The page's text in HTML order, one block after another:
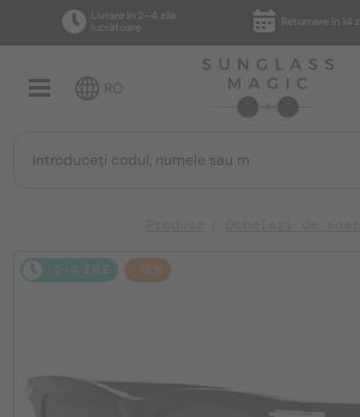
Livrare în 2–4 zile
lucrătoare
Returnare în 14 zile
RO
2-4 ZILE -15%